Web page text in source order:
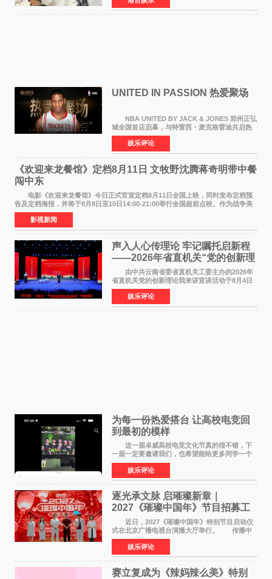
持续衰退，最
UNITED IN PASSION 热爱聚场
NBA UNITED BY JACK & JONES 郑州正弘
城全国首店启幕，与特雷西・麦克格雷迪共启热
爱 2026 年7 月21 日，
NBAUNITEDBYJACK&JONES 全国首店，于郑
州正弘城正式启幕。NBA 传奇球星
娱乐评论
《欢迎来龙餐馆》定档8月11日 文牧野沈腾蒋奇明带中餐
闯中东
电影《欢迎来龙餐馆》今日正式官宣定档8月11日全国上映，同时发布定档预
告及定档海报，并将于8月8日至10日14:00-21:00举行全国超前点映。作为战争美
食大片，影片讲述的是中国厨师徐福（沈腾
影视新闻
声入人心传理论 牢记嘱托启新程
——2026年省直机关“党的创新理
论我来讲”宣讲活动圆满落幕
由中共云南省委省直机关工委主办的2026年
省直机关党的创新理论我来讲宣讲活动于8月4日
至5日在昆明举办。活动以 "牢记嘱托 感恩奋进
开创云南发展新局面 "为主题，坚持以新时代中国
特色社会主义
娱乐评论
为每一份热爱搭台 让高校电竞回
到最初的模样
这一届卓威高校电竞文化节真的很不错，下
一届一定要邀请我们，也希望能给更多同学一个
来到现场的机会。 2026卓威高校电竞文化节
已经落下帷幕，在活动结束后，仍有不少高校电
竞社负责人和现
娱乐评论
逐光承文脉 启璀璨新章｜
2027《璀璨中国年》节目招募工
作圆满启动
近日，2027《璀璨中国年》特别节目启动仪
式在北京广播电视台演播大厅举行。 传播中
华优秀传统文化，弘扬纯正国风艺术，打造高规
格、高质感、正能量的文艺盛典，是璀璨中国年
矢志不渝的初心
娱乐评论
赛立复成为《辣妈辣么美》特别